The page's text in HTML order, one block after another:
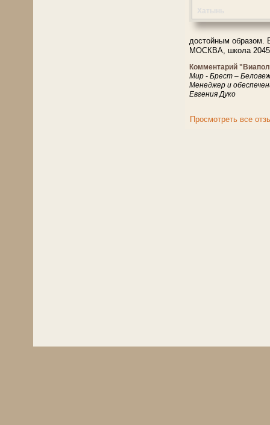
достойным
МОСКВА, школа
Комментарий
Мир - Брест –
Менеджер и
Евгения Дуко
Просмотреть все